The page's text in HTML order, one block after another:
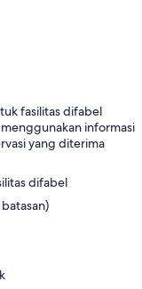
fasilitas difabel
informasi
yang diterima
difabel